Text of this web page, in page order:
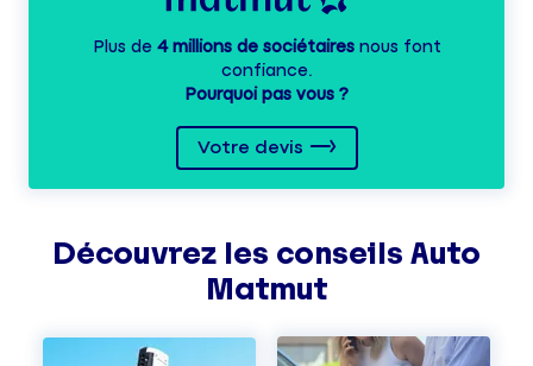
Plus de 4 millions de sociétairesnous font
confiance.
Pourquoi pas vous ?
Votre devis
Découvrez les conseils Auto
Matmut